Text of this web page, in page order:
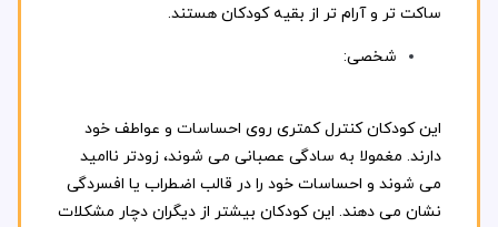
ساکت تر و آرام تر از بقیه کودکان هستند.
شخصی:
این کودکان کنترل کمتری روی احساسات و عواطف خود
دارند. مغمولا به سادگی عصبانی می شوند، زودتر ناامید
می شوند و احساسات خود را در قالب اضطراب یا افسردگی
نشان می دهند. این کودکان بیشتر از دیگران دچار مشکلات